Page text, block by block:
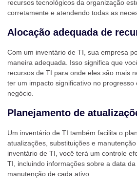
recursos tecnológicos da organização
corretamente e atendendo todas as
Alocação adequada de
Com um inventário de TI, sua empresa
maneira adequada. Isso significa que
recursos de TI para onde eles são mais
ter um impacto significativo no progresso
negócio.
Planejamento de
Um inventário de TI também facilita o
atualizações, substituições e
inventário de TI, você terá um controle
TI, incluindo informações sobre a data
manutenção de cada ativo.